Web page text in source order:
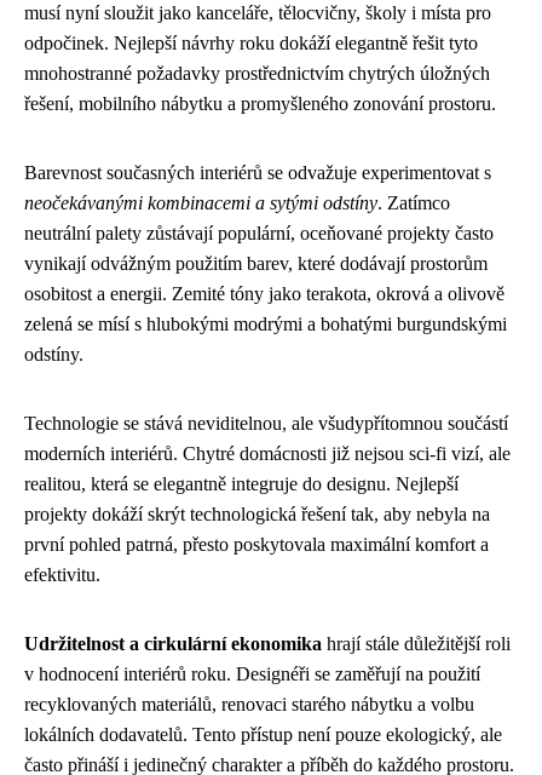
musí nyní sloužit jako kanceláře, tělocvičny, školy i místa pro
odpočinek. Nejlepší návrhy roku dokáží elegantně řešit tyto
mnohostranné požadavky prostřednictvím chytrých úložných
řešení, mobilního nábytku a promyšleného zonování prostoru.
Barevnost současných interiérů se odvažuje experimentovat s
neočekávanými kombinacemi a sytými odstíny. Zatímco
neutrální palety zůstávají populární, oceňované projekty často
vynikají odvážným použitím barev, které dodávají prostorům
osobitost a energii. Zemité tóny jako terakota, okrová a olivově
zelená se mísí s hlubokými modrými a bohatými burgundskými
odstíny.
Technologie se stává neviditelnou, ale všudypřítomnou součástí
moderních interiérů. Chytré domácnosti již nejsou sci-fi vizí, ale
realitou, která se elegantně integruje do designu. Nejlepší
projekty dokáží skrýt technologická řešení tak, aby nebyla na
první pohled patrná, přesto poskytovala maximální komfort a
efektivitu.
Udržitelnost a cirkulární ekonomika hrají stále důležitější roli
v hodnocení interiérů roku. Designéři se zaměřují na použití
recyklovaných materiálů, renovaci starého nábytku a volbu
lokálních dodavatelů. Tento přístup není pouze ekologický, ale
často přináší i jedinečný charakter a příběh do každého prostoru.